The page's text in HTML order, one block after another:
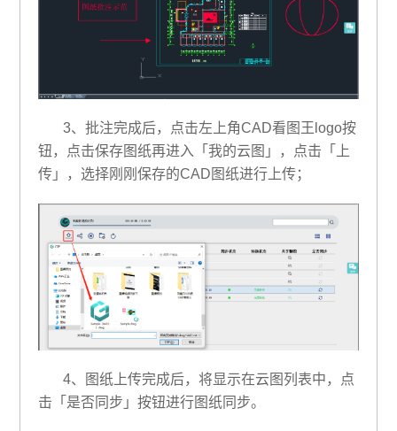
3、批注完成后，点击左上角CAD看图王logo按
钮，点击保存图纸再进入「我的云图」，点击「上
传」，选择刚刚保存的CAD图纸进行上传；
4、图纸上传完成后，将显示在云图列表中，点
击「是否同步」按钮进行图纸同步。